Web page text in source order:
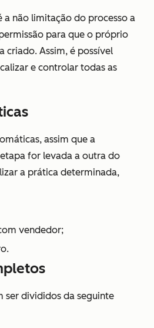
a não limitação do processo a
para que o próprio
criado. Assim, é possível
e controlar todas as
assim que a
for levada a outra do
a prática determinada,
vendedor;
ser divididos da seguinte